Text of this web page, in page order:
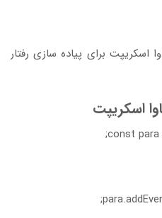
اسکریپت برای پیاده سازی رفتار
اسکریپت
const para